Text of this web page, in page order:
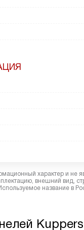
характер и не
внешний вид,
название в